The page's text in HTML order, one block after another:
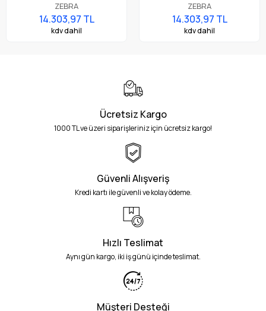
ZEBRA
14.303,97 TL
kdv dahil
ZEBRA
14.303,97 TL
kdv dahil
Ücretsiz Kargo
1000 TL ve üzeri siparişleriniz için ücretsiz kargo!
Güvenli Alışveriş
Kredi kartı ile güvenli ve kolay ödeme.
Hızlı Teslimat
Aynı gün kargo, iki iş günü içinde teslimat.
Müşteri Desteği